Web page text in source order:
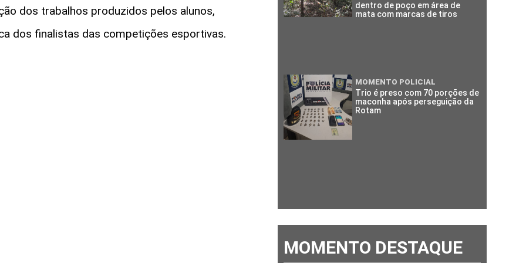
dos trabalhos produzidos pelos alunos,
dos finalistas das competições esportivas.
dentro de poço em área de
mata com marcas de tiros
MOMENTO POLICIAL
Trio é preso com 70 porções de
maconha após perseguição da
Rotam
MOMENTO DESTAQUE